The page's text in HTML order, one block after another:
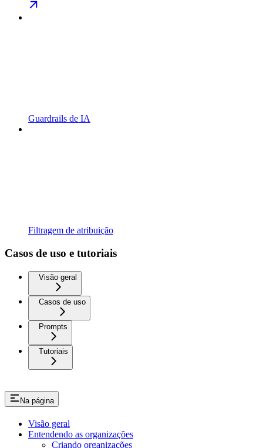
Guardrails de IA
Filtragem de atribuição
Casos de uso e tutoriais
Visão geral
Casos de uso
Prompts
Tutoriais
Na página
Visão geral
Entendendo as organizações
Criando organizações